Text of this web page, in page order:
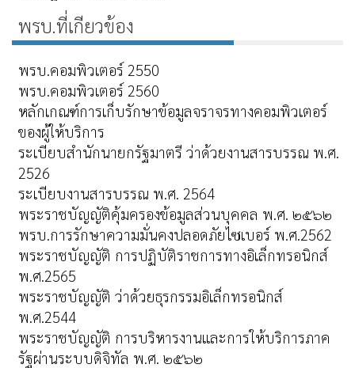
พรบ.ที่เกียวข้อง
พรบ.คอมพิวเตอร์ 2550
พรบ.คอมพิวเตอร์ 2560
หลักเกณฑ์การเก็บรักษาข้อมูลจราจรทางคอมพิวเตอร์
ของผู้ให้บริการ
ระเบียบสำนักนายกรัฐมาตรี ว่าด้วยงานสารบรรณ พ.ศ.
2526
ระเบียบงานสารบรรณ พ.ศ. 2564
พระราชบัญญัติคุ้มครองข้อมูลส่วนบุคคล พ.ศ. ๒๕๖๒
พรบ.การรักษาความมั่นคงปลอดภัยไซเบอร์ พ.ศ.2562
พระราชบัญญัติ การปฏิบัติราชการทางอิเล็กทรอนิกส์
พ.ศ.2565
พระราชบัญญัติ ว่าด้วยธุรกรรมอิเล็กทรอนิกส์
พ.ศ.2544
พระราชบัญญัติ การบริหารงานและการให้บริการภาค
รัฐผ่านระบบดิจิทัล พ.ศ. ๒๕๖๒